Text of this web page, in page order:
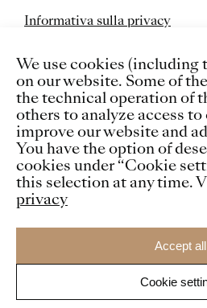
We use cookies
on our website. Some of
the technical operation of
others to analyze access
improve our website and
You have the option of
cookies under “Cookie
this selection at any time.
privacy
Accept all
Cookie
Informativa sulla privacy